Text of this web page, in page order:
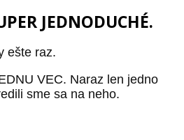
JEDNODUCHÉ.
ešte raz.
VEC. Naraz len jedno
sme sa na neho.